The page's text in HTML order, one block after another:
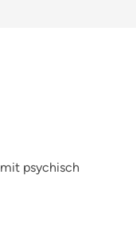
psychisch